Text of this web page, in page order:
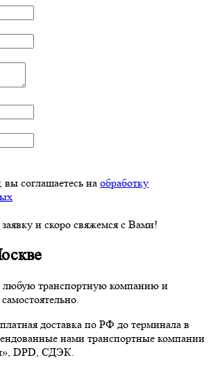
соглашаетесь на обработку
и скоро свяжемся с Вами!
транспортную компанию и
доставка по РФ до терминала в
нами транспортные компании
DPD, СДЭК.